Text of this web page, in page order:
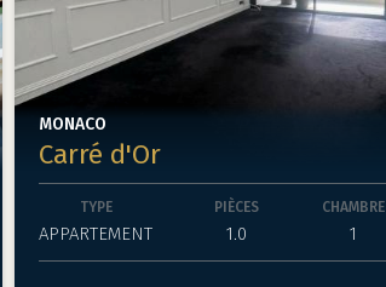
MONACO
Carré d'Or
TYPE
APPARTEMENT
PIÈCES
1.0
CHAMBRE
1